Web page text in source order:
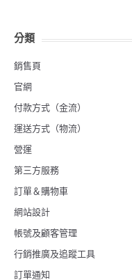
分類
銷售頁
官網
付款方式（金流）
運送方式（物流）
營運
第三方服務
訂單＆購物車
網站設計
帳號及顧客管理
行銷推廣及追蹤工具
訂單通知